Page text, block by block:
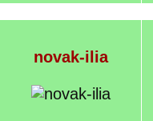
novak-ilia